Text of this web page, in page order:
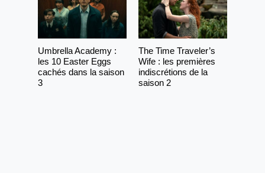
Umbrella Academy :
les 10 Easter Eggs
cachés dans la saison
3
The Time Traveler’s
Wife : les premières
indiscrétions de la
saison 2